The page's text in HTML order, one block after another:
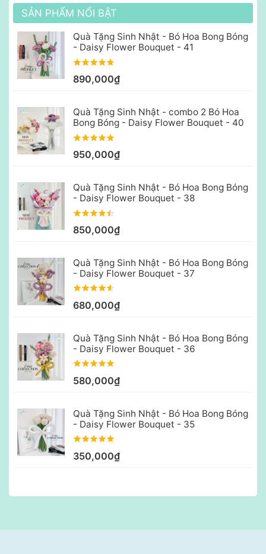
SẢN PHẨM NỔI BẬT
Quà Tặng Sinh Nhật - Bó Hoa Bong Bóng
- Daisy Flower Bouquet - 41
890,000₫
Quà Tặng Sinh Nhật - combo 2 Bó Hoa
Bong Bóng - Daisy Flower Bouquet - 40
950,000₫
Quà Tặng Sinh Nhật - Bó Hoa Bong Bóng
- Daisy Flower Bouquet - 38
850,000₫
Quà Tặng Sinh Nhật - Bó Hoa Bong Bóng
- Daisy Flower Bouquet - 37
680,000₫
Quà Tặng Sinh Nhật - Bó Hoa Bong Bóng
- Daisy Flower Bouquet - 36
580,000₫
Quà Tặng Sinh Nhật - Bó Hoa Bong Bóng
- Daisy Flower Bouquet - 35
350,000₫